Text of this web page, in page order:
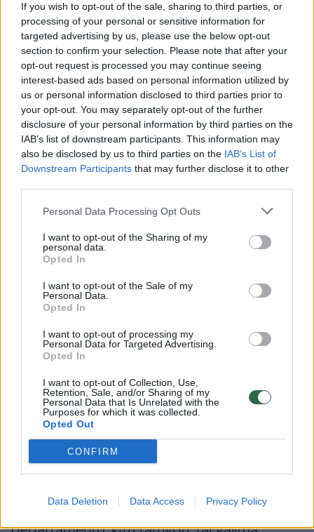
If you wish to opt-out of the sale, sharing to third parties, or
processing of your personal or sensitive information for
targeted advertising by us, please use the below opt-out
section to confirm your selection. Please note that after your
opt-out request is processed you may continue seeing
interest-based ads based on personal information utilized by
us or personal information disclosed to third parties prior to
your opt-out. You may separately opt-out of the further
disclosure of your personal information by third parties on the
IAB’s list of downstream participants. This information may
also be disclosed by us to third parties on the IAB’s List of
Downstream Participants that may further disclose it to other
Personal Data Processing Opt Outs
I want to opt-out of the Sharing of my
personal data.
Opted In
I want to opt-out of the Sale of my
Personal Data.
Opted In
I want to opt-out of processing my
Personal Data for Targeted Advertising.
Opted In
I want to opt-out of Collection, Use,
Retention, Sale, and/or Sharing of my
Personal Data that Is Unrelated with the
Purposes for which it was collected.
Opted Out
CONFIRM
Data Deletion Data Access Privacy Policy
teisėjo ar priversti Lietuvos Respublikos
prezidentą paskirti kažką teisėju, nes tai yra
išimtinai Lietuvos Respublikos prezidento
konstitucinė teisė ir pareiga“, – Eltai
atsiųstame atsakyme cituojamas prezidento
patarėjas A. Kabišaitis.
E. Misiūnas, reaguodamas į šį G. Nausėdos
patarėjo komentarą, pabrėžė, kad prezidento
atžvilgiu jokia prievarta ir negalima. Anot
teisininko, svarbiausia, jog šalies vadovas,
skirdamas teisėjus, atsižvelgtų į žmonių
„Be abejo, kad neprivers (prezidento – ELTA)
skirti (žmogų teisėju – ELTA), niekas ir neturi
versti, bet prezidentas turi, vadovaudamasis
taisyklėmis ir įstatymais, įvertinti kandidato
atitikimą pareigoms, reputacinius dalykus ir
skirti asmenį. Aš juk jau buvau teisėjas,
turėjau stažą, išėjau dirbti Lietuvai į ministro
pareigas. Jeigu nėra kokių abejonių dėl
pažymas iš Valstybės saugumo